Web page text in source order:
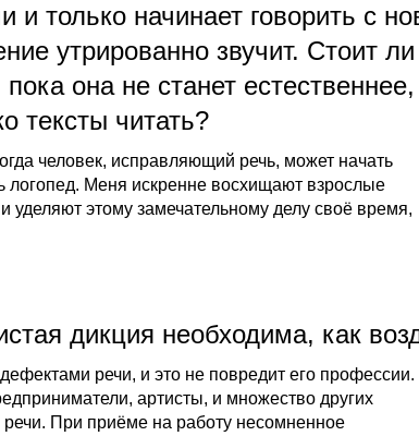
и только начинает говорить с
утрированно звучит. Стоит ли
она не станет естественнее,
тексты читать?
человек, исправляющий речь, может начать
логопед. Меня искренне восхищают взрослые
этому замечательному делу своё время,
дикция необходима, как
речи, и это не повредит его
артисты, и множество других
речи. При приёме на работу несомненное